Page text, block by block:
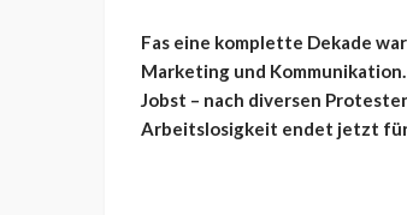
Fas eine komplette Dekade
Marketing und
Jobst – nach diversen
Arbeitslosigkeit endet jetzt für